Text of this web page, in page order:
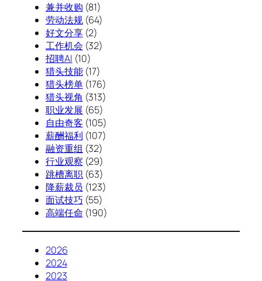
兼并收购 (81)
劳动法规(64)
好文分享(2)
工作机会 (32)
招聘AI (10)
猎头技能(17)
猎头榜单(176)
猎头视角 (313)
职业发展 (65)
自由奇客 (105)
薪酬福利 (107)
融资重组 (32)
行业观察 (29)
跳槽离职(63)
降薪裁员 (123)
面试技巧 (55)
高端任命 (190)
2026
2024
2023